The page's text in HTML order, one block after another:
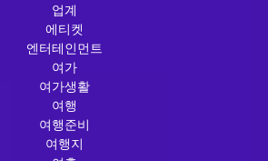
업계
에티켓
엔터테인먼트
여가
여가생활
여행
여행준비
여행지